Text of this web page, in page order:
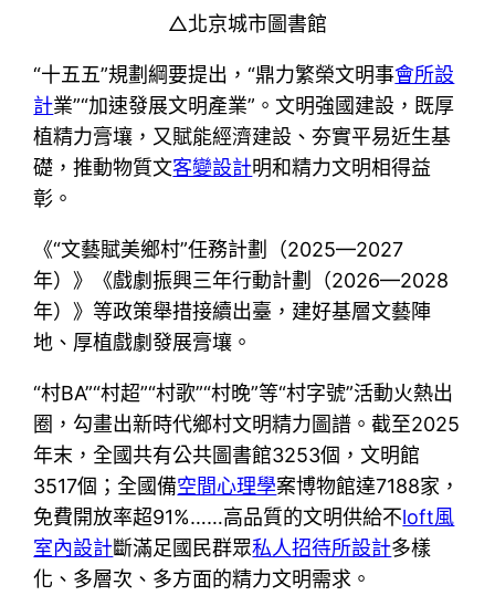
△北京城市圖書館
“十五五”規劃綱要提出，“鼎力繁榮文明事會所設
計業”“加速發展文明產業”。文明強國建設，既厚
植精力膏壤，又賦能經濟建設、夯實平易近生基
礎，推動物質文客變設計明和精力文明相得益
彰。
《“文藝賦美鄉村”任務計劃（2025—2027
年）》《戲劇振興三年行動計劃（2026—2028
年）》等政策舉措接續出臺，建好基層文藝陣
地、厚植戲劇發展膏壤。
“村BA”“村超”“村歌”“村晚”等“村字號”活動火熱出
圈，勾畫出新時代鄉村文明精力圖譜。截至2025
年末，全國共有公共圖書館3253個，文明館
3517個；全國備空間心理學案博物館達7188家，
免費開放率超91%……高品質的文明供給不loft風
室內設計斷滿足國民群眾私人招待所設計多樣
化、多層次、多方面的精力文明需求。